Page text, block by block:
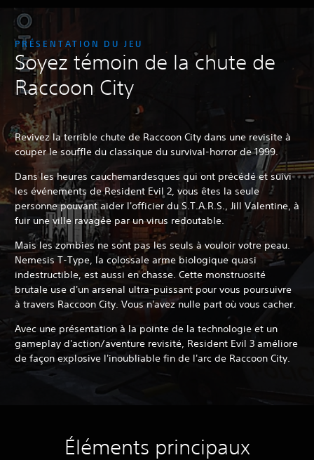
PRÉSENTATION DU JEU
Soyez témoin de la chute de
Raccoon City
Revivez la terrible chute de Raccoon City dans une revisite à
couper le souffle du classique du survival-horror de 1999.
Dans les heures cauchemardesques qui ont précédé et suivi
les événements de Resident Evil 2, vous êtes la seule
personne pouvant aider l'officier du S.T.A.R.S., Jill Valentine, à
fuir une ville ravagée par un virus redoutable.
Mais les zombies ne sont pas les seuls à vouloir votre peau.
Nemesis T-Type, la colossale arme biologique quasi
indestructible, est aussi en chasse. Cette monstruosité
brutale use d'un arsenal ultra-puissant pour vous poursuivre
à travers Raccoon City. Vous n'avez nulle part où vous cacher.
Avec une présentation à la pointe de la technologie et un
gameplay d'action/aventure revisité, Resident Evil 3 améliore
de façon explosive l'inoubliable fin de l'arc de Raccoon City.
Éléments principaux